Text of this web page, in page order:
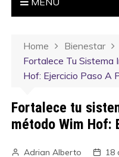
Home
Bienestar
Fortalece Tu Sistema
Hof: Ejercicio Paso A
Fortalece tu
método Wim Hof:
Adrian Alberto 18